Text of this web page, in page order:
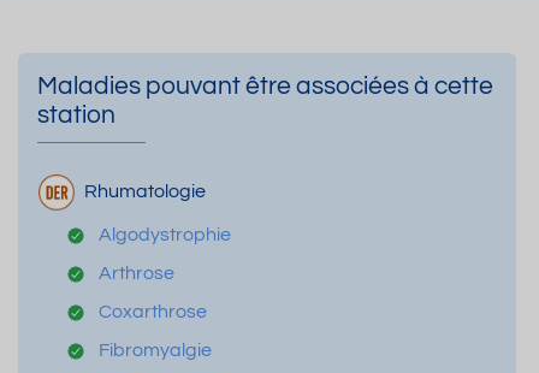
Maladies pouvant être associées à cette
station
Rhumatologie
Algodystrophie
Arthrose
Coxarthrose
Fibromyalgie